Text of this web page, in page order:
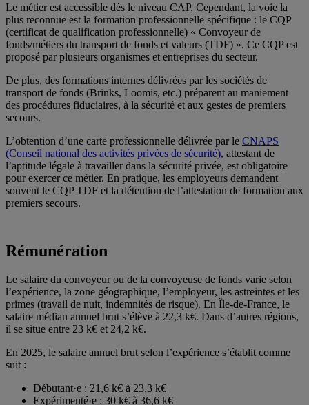
Le métier est accessible dès le niveau CAP. Cependant, la voie la
plus reconnue est la formation professionnelle spécifique : le CQP
(certificat de qualification professionnelle) « Convoyeur de
fonds/métiers du transport de fonds et valeurs (TDF) ». Ce CQP est
proposé par plusieurs organismes et entreprises du secteur.
De plus, des formations internes délivrées par les sociétés de
transport de fonds (Brinks, Loomis, etc.) préparent au maniement
des procédures fiduciaires, à la sécurité et aux gestes de premiers
secours.
L’obtention d’une carte professionnelle délivrée par le CNAPS
(Conseil national des activités privées de sécurité), attestant de
l’aptitude légale à travailler dans la sécurité privée, est obligatoire
pour exercer ce métier. En pratique, les employeurs demandent
souvent le CQP TDF et la détention de l’attestation de formation aux
premiers secours.
Rémunération
Le salaire du convoyeur ou de la convoyeuse de fonds varie selon
l’expérience, la zone géographique, l’employeur, les astreintes et les
primes (travail de nuit, indemnités de risque). En Île-de-France, le
salaire médian annuel brut s’élève à 22,3 k€. Dans d’autres régions,
il se situe entre 23 k€ et 24,2 k€.
En 2025, le salaire annuel brut selon l’expérience s’établit comme
suit :
Débutant·e : 21,6 k€ à 23,3 k€
Expérimenté·e : 30 k€ à 36,6 k€